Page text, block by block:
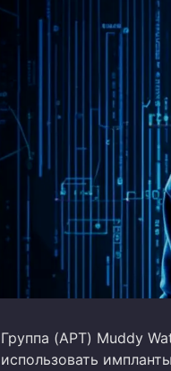
Группа (APT) Muddy
использовать